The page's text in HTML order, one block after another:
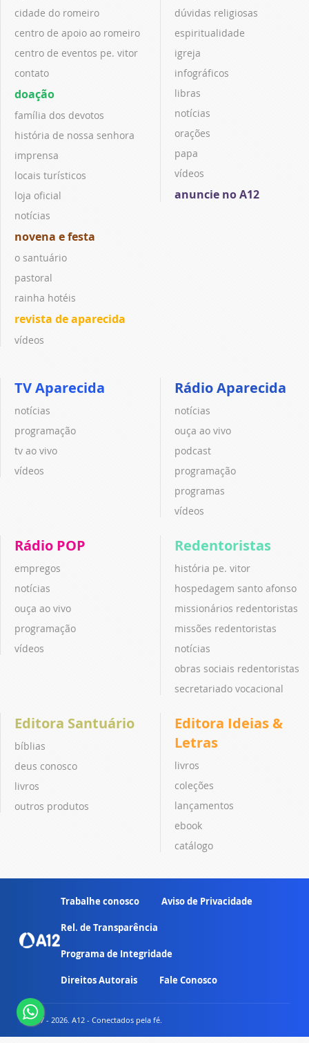
cidade do romeiro
centro de apoio ao romeiro
centro de eventos pe. vitor
contato
doação
família dos devotos
história de nossa senhora
imprensa
locais turísticos
loja oficial
notícias
novena e festa
o santuário
pastoral
rainha hotéis
revista de aparecida
vídeos
dúvidas religiosas
espiritualidade
igreja
infográficos
libras
notícias
orações
papa
vídeos
anuncie no A12
TV Aparecida
notícias
programação
tv ao vivo
vídeos
Rádio Aparecida
notícias
ouça ao vivo
podcast
programação
programas
vídeos
Rádio POP
empregos
notícias
ouça ao vivo
programação
vídeos
Redentoristas
história pe. vitor
hospedagem santo afonso
missionários redentoristas
missões redentoristas
notícias
obras sociais redentoristas
secretariado vocacional
Editora Santuário
bíblias
deus conosco
livros
outros produtos
Editora Ideias &
Letras
livros
coleções
lançamentos
ebook
catálogo
Trabalhe conosco Aviso de Privacidade
Rel. de Transparência
Programa de Integridade
Direitos Autorais Fale Conosco
© 2007 - 2026. A12 - Conectados pela fé.